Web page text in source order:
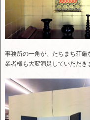
事務所の一角が、たちまち荘厳
業者様も大変満足していただき